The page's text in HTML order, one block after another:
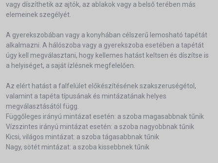
vagy díszíthetik az ajtók, az ablakok vagy a belső terében más
elemeinek szegélyét.
A gyerekszobában vagy a konyhában célszerű lemosható tapétát
alkalmazni. A hálószoba vagy a gyerekszoba esetében a tapétát
úgy kell megválasztani, hogy kellemes hatást keltsen és díszítse is
a helyiséget, a saját ízlésnek megfelelően.
Az elért hatást a falfelület előkészítésének szakszeruségétol,
valamint a tapéta típusának és mintázatának helyes
megválasztásától függ.
Függőleges irányú mintázat esetén: a szoba magasabbnak tűnik
Vízszintes irányú mintázat esetén: a szoba nagyobbnak tűnik
Kicsi, világos mintázat: a szoba tágasabbnak tűnik
Nagy, sötét mintázat: a szoba kissebbnek tűnik